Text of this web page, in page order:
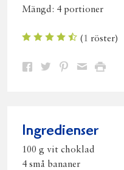
Mängd: 4 portioner
(1 röster)
Dela Dela Dela DelaSkriv
Ingredienser
100 g vit choklad
4 små bananer